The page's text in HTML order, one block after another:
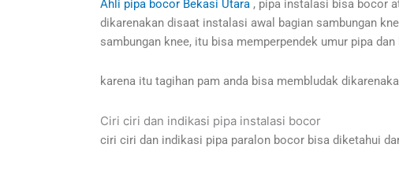
Ahli pipa bocor Bekasi Utara , pipa instalasi bisa bocor
dikarenakan disaat instalasi awal bagian sambungan
sambungan knee, itu bisa memperpendek umur pipa
karena itu tagihan pam anda bisa membludak
Ciri ciri dan indikasi pipa instalasi bocor
ciri ciri dan indikasi pipa paralon bocor bisa diketahui